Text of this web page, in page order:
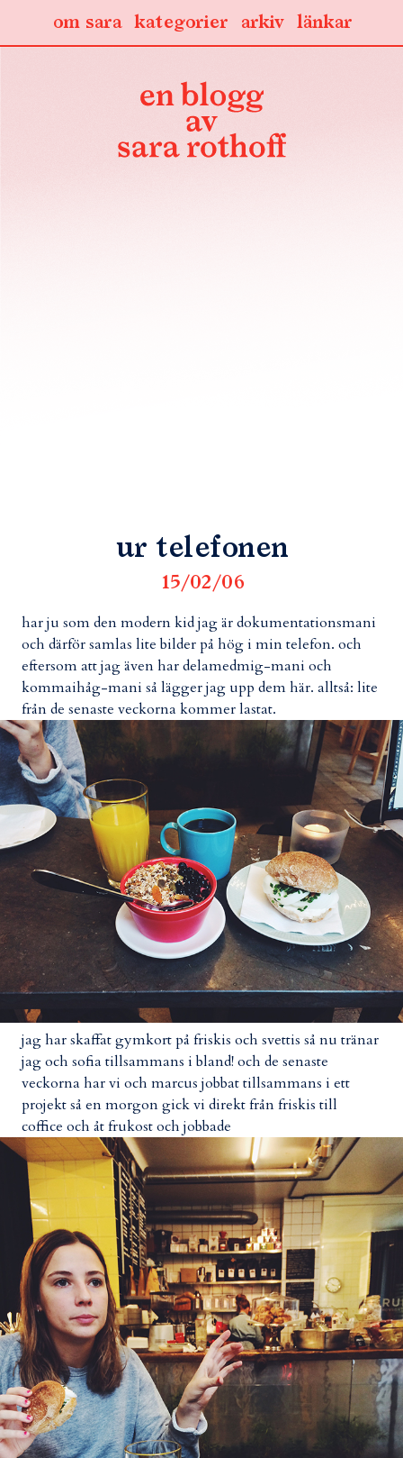
länkar
arkiv
kategorier
om sara
ur telefonen
15/02/06
har ju som den modern kid jag är dokumentationsmani
och därför samlas lite bilder på hög i min telefon. och
eftersom att jag även har delamedmig-mani och
kommaihåg-mani så lägger jag upp dem här. alltså: lite
från de senaste veckorna kommer lastat.
jag har skaffat gymkort på friskis och svettis så nu tränar
jag och sofia tillsammans i bland! och de senaste
veckorna har vi och marcus jobbat tillsammans i ett
projekt så en morgon gick vi direkt från friskis till
coffice och åt frukost och jobbade